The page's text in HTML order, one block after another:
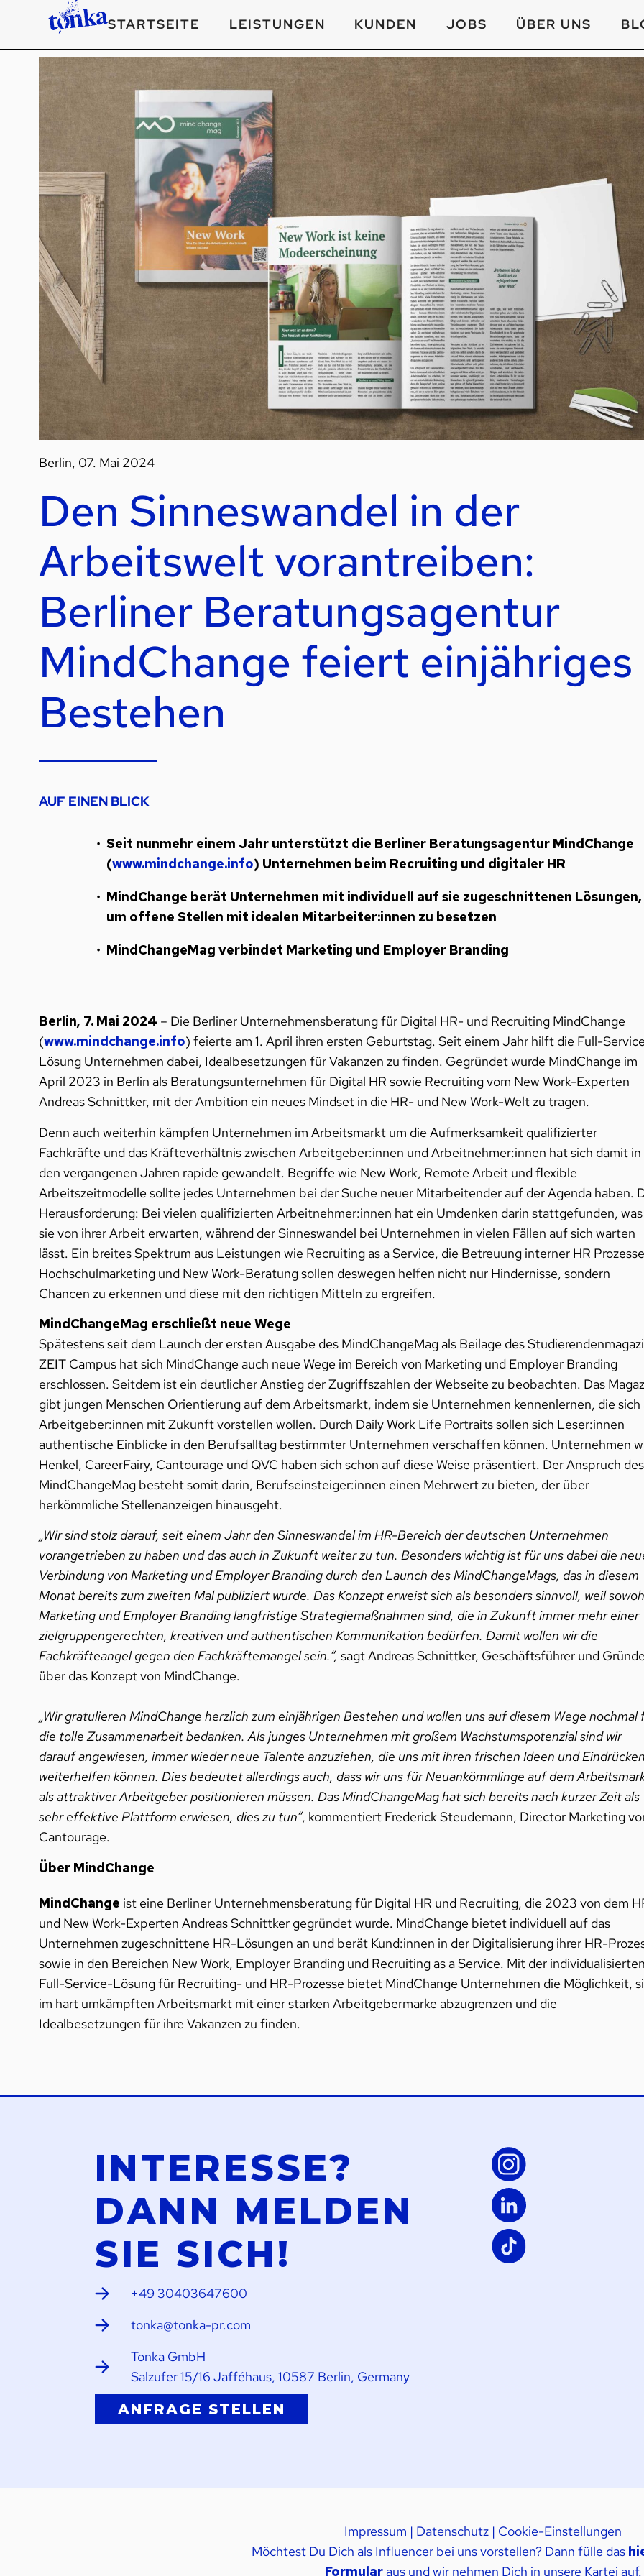
STARTSEITE LEISTUNGEN KUNDEN JOBS ÜBER UNS
Berlin, 07. Mai 2024
Den Sinneswandel in der
Arbeitswelt vorantreiben:
Berliner Beratungsagentur
MindChange feiert einjähriges
Bestehen
AUF EINEN BLICK
Seit nunmehr einem Jahr unterstützt die Berliner Beratungsagentur MindChange
(www.mindchange.info) Unternehmen beim Recruiting und digitaler HR
MindChange berät Unternehmen mit individuell auf sie zugeschnittenen Lösungen,
um offene Stellen mit idealen Mitarbeiter:innen zu besetzen
MindChangeMag verbindet Marketing und Employer Branding
Berlin, 7. Mai 2024 – Die Berliner Unternehmensberatung für Digital HR- und Recruiting MindChange
(www.mindchange.info) feierte am 1. April ihren ersten Geburtstag. Seit einem Jahr hilft die Full-
Lösung Unternehmen dabei, Idealbesetzungen für Vakanzen zu finden. Gegründet wurde MindChange im
April 2023 in Berlin als Beratungsunternehmen für Digital HR sowie Recruiting vom New Work-Experten
Andreas Schnittker, mit der Ambition ein neues Mindset in die HR- und New Work-Welt zu tragen.
Denn auch weiterhin kämpfen Unternehmen im Arbeitsmarkt um die Aufmerksamkeit qualifizierter
Fachkräfte und das Kräfteverhältnis zwischen Arbeitgeber:innen und Arbeitnehmer:innen hat sich damit in
den vergangenen Jahren rapide gewandelt. Begriffe wie New Work, Remote Arbeit und flexible
Arbeitszeitmodelle sollte jedes Unternehmen bei der Suche neuer Mitarbeitender auf der Agenda haben.
Herausforderung: Bei vielen qualifizierten Arbeitnehmer:innen hat ein Umdenken darin stattgefunden, was
sie von ihrer Arbeit erwarten, während der Sinneswandel bei Unternehmen in vielen Fällen auf sich warten
lässt. Ein breites Spektrum aus Leistungen wie Recruiting as a Service, die Betreuung interner HR
Hochschulmarketing und New Work-Beratung sollen deswegen helfen nicht nur Hindernisse, sondern
Chancen zu erkennen und diese mit den richtigen Mitteln zu ergreifen.
MindChangeMag erschließt neue Wege
Spätestens seit dem Launch der ersten Ausgabe des MindChangeMag als Beilage des
ZEIT Campus hat sich MindChange auch neue Wege im Bereich von Marketing und Employer Branding
erschlossen. Seitdem ist ein deutlicher Anstieg der Zugriffszahlen der Webseite zu beobachten. Das
gibt jungen Menschen Orientierung auf dem Arbeitsmarkt, indem sie Unternehmen kennenlernen, die sich
Arbeitgeber:innen mit Zukunft vorstellen wollen. Durch Daily Work Life Portraits sollen sich Leser:innen
authentische Einblicke in den Berufsalltag bestimmter Unternehmen verschaffen können. Unternehmen
Henkel, CareerFairy, Cantourage und QVC haben sich schon auf diese Weise präsentiert. Der Anspruch des
MindChangeMag besteht somit darin, Berufseinsteiger:innen einen Mehrwert zu bieten, der über
herkömmliche Stellenanzeigen hinausgeht.
„Wir sind stolz darauf, seit einem Jahr den Sinneswandel im HR-Bereich der deutschen Unternehmen
vorangetrieben zu haben und das auch in Zukunft weiter zu tun. Besonders wichtig ist für uns dabei die
Verbindung von Marketing und Employer Branding durch den Launch des MindChangeMags, das in diesem
Monat bereits zum zweiten Mal publiziert wurde. Das Konzept erweist sich als besonders sinnvoll, weil
Marketing und Employer Branding langfristige Strategiemaßnahmen sind, die in Zukunft immer mehr einer
zielgruppengerechten, kreativen und authentischen Kommunikation bedürfen. Damit wollen wir die
Fachkräfteangel gegen den Fachkräftemangel sein.“, sagt Andreas Schnittker, Geschäftsführer und
über das Konzept von MindChange.
„Wir gratulieren MindChange herzlich zum einjährigen Bestehen und wollen uns auf diesem Wege nochmal
die tolle Zusammenarbeit bedanken. Als junges Unternehmen mit großem Wachstumspotenzial sind wir
darauf angewiesen, immer wieder neue Talente anzuziehen, die uns mit ihren frischen Ideen und Eindrücken
weiterhelfen können. Dies bedeutet allerdings auch, dass wir uns für Neuankömmlinge auf dem
als attraktiver Arbeitgeber positionieren müssen. Das MindChangeMag hat sich bereits nach kurzer Zeit als
sehr effektive Plattform erwiesen, dies zu tun“, kommentiert Frederick Steudemann, Director Marketing
Cantourage.
Über MindChange
MindChange ist eine Berliner Unternehmensberatung für Digital HR und Recruiting, die 2023 von dem
und New Work-Experten Andreas Schnittker gegründet wurde. MindChange bietet individuell auf das
Unternehmen zugeschnittene HR-Lösungen an und berät Kund:innen in der Digitalisierung ihrer HR-
sowie in den Bereichen New Work, Employer Branding und Recruiting as a Service. Mit der individualisierten
Full-Service-Lösung für Recruiting- und HR-Prozesse bietet MindChange Unternehmen die Möglichkeit,
im hart umkämpften Arbeitsmarkt mit einer starken Arbeitgebermarke abzugrenzen und die
Idealbesetzungen für ihre Vakanzen zu finden.
INTERESSE?
DANN MELDEN
SIE SICH!
+49 30403647600
tonka@tonka-pr.com
Tonka GmbH
Salzufer 15/16 Jafféhaus, 10587 Berlin, Germany
ANFRAGE STELLEN
Impressum | Datenschutz | Cookie-Einstellungen
Möchtest Du Dich als Influencer bei uns vorstellen? Dann fülle das
Formularaus und wir nehmen Dich in unsere Kartei auf.